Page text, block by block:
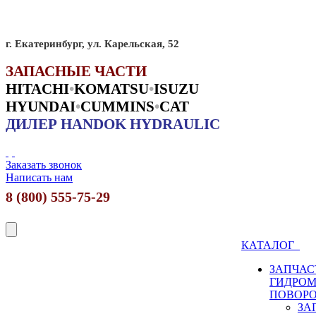
г. Екатеринбург, ул. Карельская, 52
ЗАПАСНЫЕ ЧАСТИ
HITACHI•KOMATSU•ISUZU
HYUNDAI•CUMMINS•CAT
ДИЛЕР HANDOK HYDRAULIC
Заказать звонок
Написать нам
8 (800) 555-75-29
КАТАЛОГ